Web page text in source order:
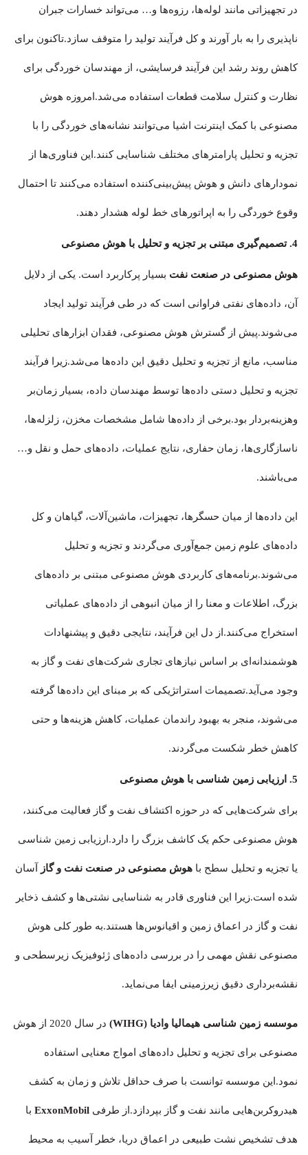
در تجهیزاتی مانند لوله‌ها، رزوه‌ها و… می‌تواند خسارات جبران
ناپذیری را به بار آورند و کل فرآیند تولید را متوقف سازد.تاکنون برای
کاهش روند رشد این فرآیند فرسایشی، از مهندسان خوردگی برای
نظارت و کنترل سلامت قطعات استفاده می‌شد.امروزه هوش
مصنوعی با کمک اینترنت اشیا می‌توانند نشانه‌های خوردگی را با
تجزیه و تحلیل پارامترهای مختلف شناسایی کنند.این فناوری‌ها از
نمودارهای دانش و هوش پیش‌بینی‌کننده استفاده می‌کنند تا احتمال
وقوع خوردگی را به اپراتورهای خط لوله هشدار دهند.
4. تصمیم‌گیری مبتنی بر تجزیه و تحلیل با هوش مصنوعی
هوش مصنوعی در صنعت نفت بسیار پرکاربرد است. یکی از دلایل
آن، داده‌های نفتی فراوانی است که در طی فرآیند تولید ایجاد
می‌شوند.پیش از گسترش هوش مصنوعی، فقدان ابزارهای تحلیلی
مناسب، مانع از تجزیه و تحلیل دقیق این داده‌ها می‌شد.زیرا فرآیند
تجزیه و تحلیل دستی داده‌ها توسط مهندسان داده، بسیار زمان‌بر
وهزینه‌بردار بود.برخی از داده‌ها شامل مشخصات مخزن، زلزله‌ها،
ناسازگاری‌ها، زمان حفاری، نتایج عملیات، داده‌های حمل و نقل و…
می‌باشند.
این داده‌ها از میان حسگرها، تجهیزات، ماشین‌آلات، گیاهان و کل
داده‌های علوم زمین جمع‌آوری می‌گردند و تجزیه و تحلیل‌
می‌شوند.برنامه‌های کاربردی هوش مصنوعی مبتنی بر داده‌های
بزرگ، اطلاعات و معنا را از میان انبوهی از داده‌های عملیاتی
استخراج می‌کنند.از دل این فرآیند، نتایجی دقیق و پیشنهادات
هوشمندانه‌ای بر اساس نیازهای تجاری شرکت‌های نفت و گاز به
وجود می‌آید.تصمیمات استراتژیکی که بر مبنای این داده‌ها گرفته
می‌شوند، منجر به بهبود راندمان عملیات، کاهش هزینه‌ها و حتی
کاهش خطر شکست می‌گردند.
5. ارزیابی زمین شناسی با هوش مصنوعی
برای شرکت‌هایی که در حوزه اکتشاف نفت و گاز فعالیت می‌کنند،
هوش مصنوعی حکم یک کاشف بزرگ را دارد.ارزیابی زمین شناسی
یا تجزیه و تحلیل سطح با هوش مصنوعی در صنعت نفت و گاز آسان
شده است.زیرا این فناوری قادر به شناسایی نشتی‌ها و کشف ذخایر
نفت و گاز در اعماق زمین و اقیانوس‌ها هستند.به طور کلی هوش
مصنوعی نقش مهمی را در بررسی داده‌های ژئوفیزیک زیرسطحی و
نقشه‌برداری دقیق زیرزمینی ایفا می‌نماید.
موسسه زمین شناسی هیمالیا وادیا (WIHG) در سال 2020 از هوش
مصنوعی برای تجزیه و تحلیل داده‌های امواج معنایی استفاده
نمود.این موسسه توانست با صرف حداقل تلاش و زمان به کشف
هیدروکربن‌هایی مانند نفت و گاز بپردازد.از طرفی ExxonMobil با
هدف تشخیص نشت طبیعی در اعماق دریا، خطر آسیب به محیط